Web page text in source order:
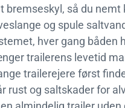
bremseskyl, så du nemt
og spule
hver gang båden
trailerens levetid
trailerejere først
rust og saltskader for